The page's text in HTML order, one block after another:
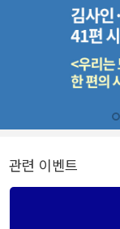
관련 이벤트